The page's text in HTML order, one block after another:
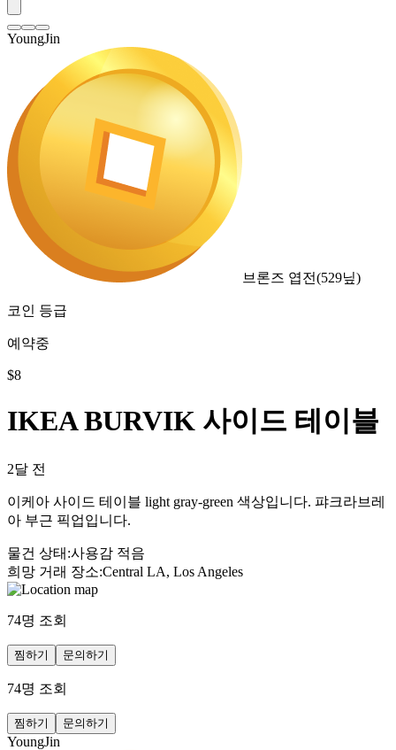
YoungJin
브론즈 엽전(529닢)
코인 등급
예약중
$8
IKEA BURVIK 사이드 테이블
2달 전
이케아 사이드 테이블 light gray-green 색상입니다. 퍄크라브레
아 부근 픽업입니다.
물건 상태 :사용감 적음
희망 거래 장소:Central LA, Los Angeles
74명 조회
찜하기 문의하기
74명 조회
찜하기 문의하기
YoungJin